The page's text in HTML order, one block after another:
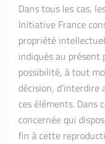
Dans tous les cas,
Initiative France
propriété
indiqués au présent
possibilité, à tout
décision,
ces éléments. Dans
concernée qui
fin à cette